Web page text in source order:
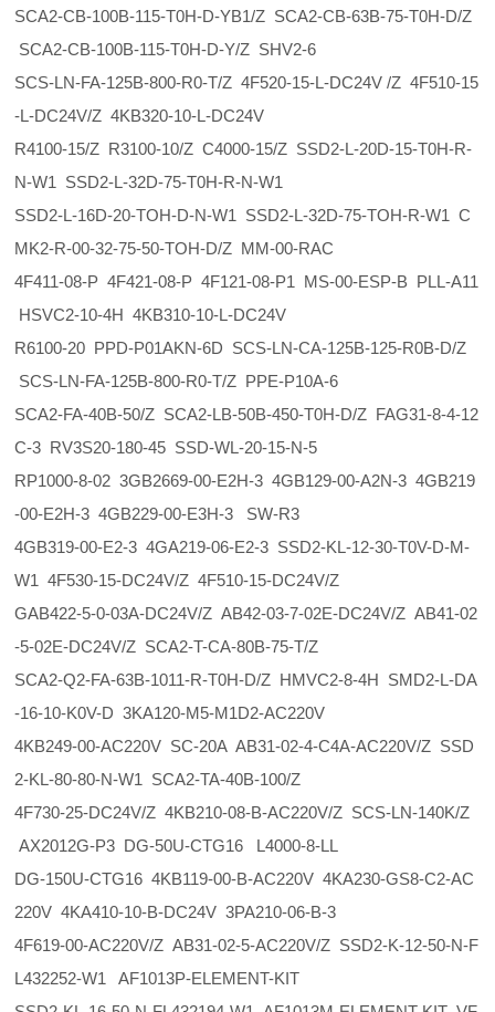
SCA2-CB-100B-115-T0H-D-YB1/Z SCA2-CB-63B-75-T0H-D/Z
SCA2-CB-100B-115-T0H-D-Y/Z SHV2-6
SCS-LN-FA-125B-800-R0-T/Z 4F520-15-L-DC24V /Z 4F510-15
-L-DC24V/Z 4KB320-10-L-DC24V
R4100-15/Z R3100-10/Z C4000-15/Z SSD2-L-20D-15-T0H-R-
N-W1 SSD2-L-32D-75-T0H-R-N-W1
SSD2-L-16D-20-TOH-D-N-W1 SSD2-L-32D-75-TOH-R-W1 C
MK2-R-00-32-75-50-TOH-D/Z MM-00-RAC
4F411-08-P 4F421-08-P 4F121-08-P1 MS-00-ESP-B PLL-A11
HSVC2-10-4H 4KB310-10-L-DC24V
R6100-20 PPD-P01AKN-6D SCS-LN-CA-125B-125-R0B-D/Z
SCS-LN-FA-125B-800-R0-T/Z PPE-P10A-6
SCA2-FA-40B-50/Z SCA2-LB-50B-450-T0H-D/Z FAG31-8-4-12
C-3 RV3S20-180-45 SSD-WL-20-15-N-5
RP1000-8-02 3GB2669-00-E2H-3 4GB129-00-A2N-3 4GB219
-00-E2H-3 4GB229-00-E3H-3 SW-R3
4GB319-00-E2-3 4GA219-06-E2-3 SSD2-KL-12-30-T0V-D-M-
W1 4F530-15-DC24V/Z 4F510-15-DC24V/Z
GAB422-5-0-03A-DC24V/Z AB42-03-7-02E-DC24V/Z AB41-02
-5-02E-DC24V/Z SCA2-T-CA-80B-75-T/Z
SCA2-Q2-FA-63B-1011-R-T0H-D/Z HMVC2-8-4H SMD2-L-DA
-16-10-K0V-D 3KA120-M5-M1D2-AC220V
4KB249-00-AC220V SC-20A AB31-02-4-C4A-AC220V/Z SSD
2-KL-80-80-N-W1 SCA2-TA-40B-100/Z
4F730-25-DC24V/Z 4KB210-08-B-AC220V/Z SCS-LN-140K/Z
AX2012G-P3 DG-50U-CTG16 L4000-8-LL
DG-150U-CTG16 4KB119-00-B-AC220V 4KA230-GS8-C2-AC
220V 4KA410-10-B-DC24V 3PA210-06-B-3
4F619-00-AC220V/Z AB31-02-5-AC220V/Z SSD2-K-12-50-N-F
L432252-W1 AF1013P-ELEMENT-KIT